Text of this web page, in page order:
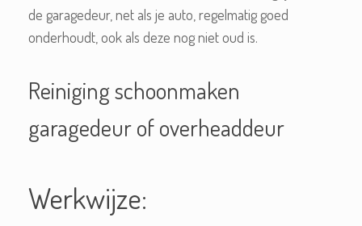
de garagedeur, net als je auto, regelmatig goed
onderhoudt, ook als deze nog niet oud is.
Reiniging schoonmaken
garagedeur of overheaddeur
Werkwijze: